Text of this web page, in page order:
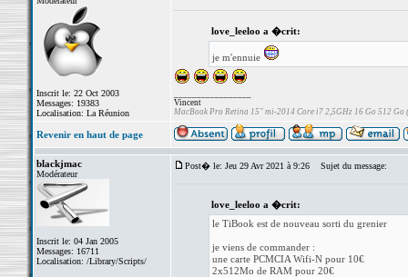
Inscrit le: 22 Oct 2003
Messages: 19383
Localisation: La Réunion
love_leeloo a �crit:
je m'ennuie
Vincent
MacBook Pro Retina 15" mi-2014 Core i7 2,5GHz 16 Go 512 Go
Revenir en haut de page
blackjmac
Modérateur
Inscrit le: 04 Jan 2005
Messages: 16711
Localisation: /Library/Scripts/
Post� le: Jeu 29 Avr 2021 à 9:26 Sujet du message:
love_leeloo a �crit:
le TiBook est de nouveau sorti du grenier
je viens de commander :
une carte PCMCIA Wifi-N pour 10€
2x512Mo de RAM pour 20€